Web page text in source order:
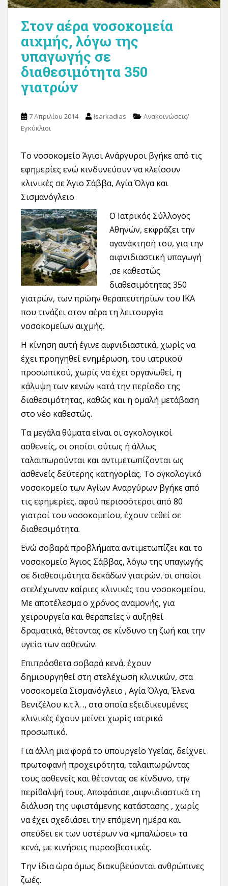
Στον αέρα νοσοκομεία
αιχμής, λόγω της
υπαγωγής σε
διαθεσιμότητα 350
γιατρών
7 Απριλίου 2014 isarkadias
Ανακοινώσεις/
Εγκύκλιοι
Το νοσοκομείο Άγιοι Ανάργυροι βγήκε από τις
εφημερίες ενώ κινδυνεύουν να κλείσουν
κλινικές σε Άγιο Σάββα, Αγία Όλγα και
Σισμανόγλειο
Ο Ιατρικός Σύλλογος
Αθηνών, εκφράζει την
αγανάκτησή του, για την
αιφνιδιαστική υπαγωγή
,σε καθεστώς
διαθεσιμότητας 350
γιατρών, των πρώην θεραπευτηρίων του ΙΚΑ
που τινάζει στον αέρα τη λειτουργία
νοσοκομείων αιχμής.
Η κίνηση αυτή έγινε αιφνιδιαστικά, χωρίς να
έχει προηγηθεί ενημέρωση, του ιατρικού
προσωπικού, χωρίς να έχει οργανωθεί, η
κάλυψη των κενών κατά την περίοδο της
διαθεσιμότητας, καθώς και η ομαλή μετάβαση
στο νέο καθεστώς.
Τα μεγάλα θύματα είναι οι ογκολογικοί
ασθενείς, οι οποίοι ούτως ή άλλως
ταλαιπωρούνται και αντιμετωπίζονται ως
ασθενείς δεύτερης κατηγορίας. Το ογκολογικό
νοσοκομείο των Αγίων Αναργύρων βγήκε από
τις εφημερίες, αφού περισσότεροι από 80
γιατροί του νοσοκομείου, έχουν τεθεί σε
διαθεσιμότητα.
Ενώ σοβαρά προβλήματα αντιμετωπίζει και το
νοσοκομείο Άγιος Σάββας, λόγω της υπαγωγής
σε διαθεσιμότητα δεκάδων γιατρών, οι οποίοι
στελέχωναν καίριες κλινικές του νοσοκομείου.
Με αποτέλεσμα ο χρόνος αναμονής, για
χειρουργεία και θεραπείες ν αυξηθεί
δραματικά, θέτοντας σε κίνδυνο τη ζωή και την
υγεία των ασθενών.
Επιπρόσθετα σοβαρά κενά, έχουν
δημιουργηθεί στη στελέχωση κλινικών, στα
νοσοκομεία Σισμανόγλειο , Αγία Όλγα, Έλενα
Βενιζέλου κ.τ.λ. ., στα οποία εξειδικευμένες
κλινικές έχουν μείνει χωρίς ιατρικό
προσωπικό.
Για άλλη μια φορά το υπουργείο Υγείας, δείχνει
πρωτοφανή προχειρότητα, ταλαιπωρώντας
τους ασθενείς και θέτοντας σε κίνδυνο, την
περίθαλψή τους. Αποφάσισε ,αιφνιδιαστικά τη
διάλυση της υφιστάμενης κατάστασης , χωρίς
να έχει σχεδιάσει την επόμενη ημέρα και
σπεύδει εκ των υστέρων να «μπαλώσει» τα
κενά, με κινήσεις πυροσβεστικές.
Την ίδια ώρα όμως διακυβεύονται ανθρώπινες
ζωές.